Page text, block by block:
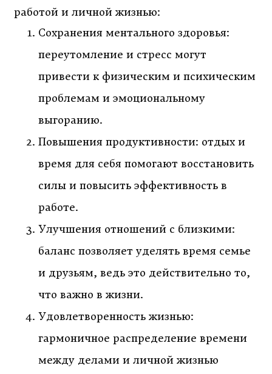
работой и личной жизнью:
Сохранения ментального здоровья:
переутомление и стресс могут
привести к физическим и психическим
проблемам и эмоциональному
выгоранию.
Повышения продуктивности: отдых и
время для себя помогают восстановить
силы и повысить эффективность в
работе.
Улучшения отношений с близкими:
баланс позволяет уделять время семье
и друзьям, ведь это действительно то,
что важно в жизни.
Удовлетворенность жизнью:
гармоничное распределение времени
между делами и личной жизнью